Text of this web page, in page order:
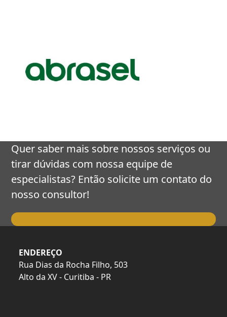
right
carousel
navigation
buttons
Quer saber mais sobre nossos serviços ou
tirar dúvidas com nossa equipe de
especialistas? Então solicite um contato do
nosso consultor!
ENDEREÇO
Rua Dias da Rocha Filho, 503
Alto da XV - Curitiba - PR